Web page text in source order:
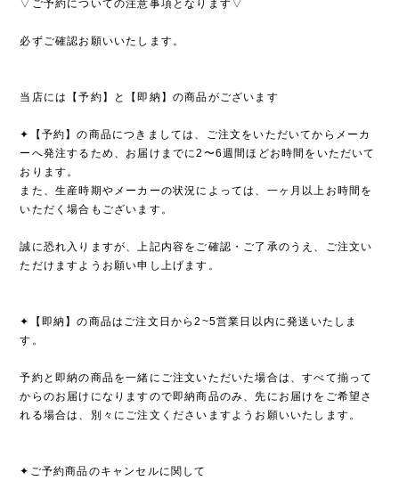
▽ご予約についての注意事項となります▽
必ずご確認お願いいたします。
当店には【予約】と【即納】の商品がございます
✦【予約】の商品につきましては、ご注文をいただいてからメーカ
ーへ発注するため、お届けまでに2〜6週間ほどお時間をいただいて
おります。
また、生産時期やメーカーの状況によっては、一ヶ月以上お時間を
いただく場合もございます。
誠に恐れ入りますが、上記内容をご確認・ご了承のうえ、ご注文い
ただけますようお願い申し上げます。
✦【即納】の商品はご注文日から2~5営業日以内に発送いたしま
す。
予約と即納の商品を一緒にご注文いただいた場合は、すべて揃って
からのお届けになりますので即納商品のみ、先にお届けをご希望さ
れる場合は、別々にご注文くださいますようお願いいたします。
✦ご予約商品のキャンセルに関して